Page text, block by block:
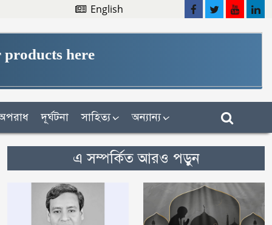
English
here
দূর্ঘটনা সাহিত্য অন্যান্য
এ সম্পর্কিত আরও পড়ুন